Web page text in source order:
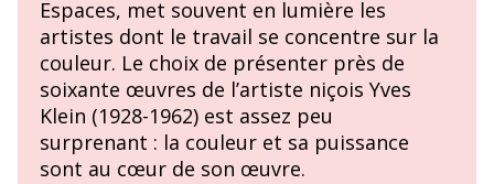
Espaces, met souvent en lumière les
artistes dont le travail se concentre sur la
couleur. Le choix de présenter près de
soixante œuvres de l’artiste niçois Yves
Klein (1928-1962) est assez peu
surprenant : la couleur et sa puissance
sont au cœur de son œuvre.